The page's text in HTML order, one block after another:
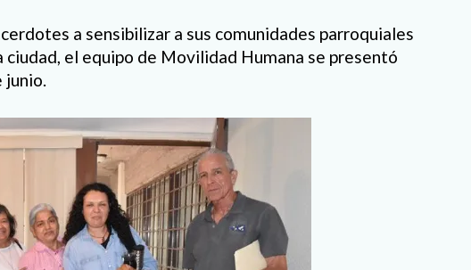
a sensibilizar a sus comunidades parroquiales
el equipo de Movilidad Humana se presentó
junio.